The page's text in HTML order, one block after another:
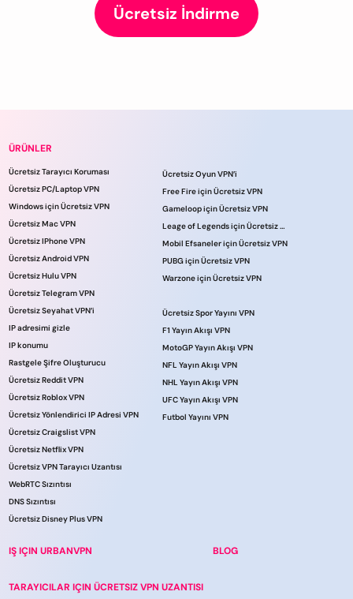
Ücretsiz İndirme
ÜRÜNLER
Ücretsiz Tarayıcı Koruması
Ücretsiz PC/Laptop VPN
Windows için Ücretsiz VPN
Ücretsiz Mac VPN
Ücretsiz IPhone VPN
Ücretsiz Android VPN
Ücretsiz Hulu VPN
Ücretsiz Telegram VPN
Ücretsiz Seyahat VPN’i
IP adresimi gizle
IP konumu
Rastgele Şifre Oluşturucu
Ücretsiz Reddit VPN
Ücretsiz Roblox VPN
Ücretsiz Yönlendirici IP Adresi VPN
Ücretsiz Craigslist VPN
Ücretsiz Netflix VPN
Ücretsiz VPN Tarayıcı Uzantısı
WebRTC Sızıntısı
DNS Sızıntısı
Ücretsiz Disney Plus VPN
IŞ IÇIN URBANVPN
Ücretsiz Oyun VPN’i
Free Fire için Ücretsiz VPN
Gameloop için Ücretsiz VPN
Leage of Legends için Ücretsiz VPN
Mobil Efsaneler için Ücretsiz VPN
PUBG için Ücretsiz VPN
Warzone için Ücretsiz VPN
Ücretsiz Spor Yayını VPN
F1 Yayın Akışı VPN
MotoGP Yayın Akışı VPN
NFL Yayın Akışı VPN
NHL Yayın Akışı VPN
UFC Yayın Akışı VPN
Futbol Yayını VPN
BLOG
TARAYICILAR IÇIN ÜCRETSIZ VPN UZANTISI